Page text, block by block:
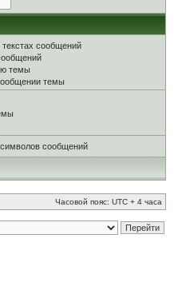
сообщений
темы
темы
символов сообщений
Часовой пояс: UTC + 4 часа